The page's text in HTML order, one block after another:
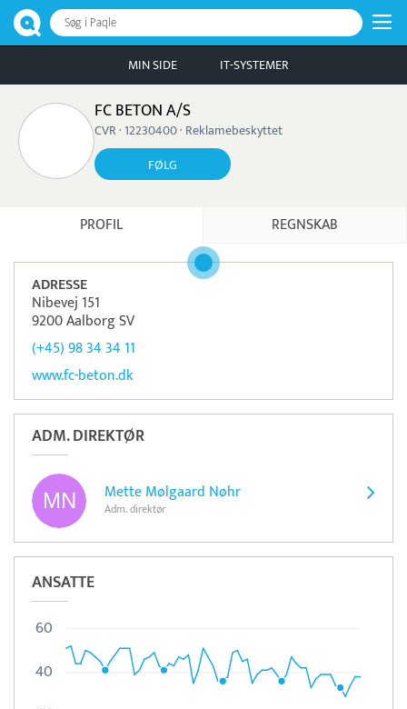
Søg i Paqle
MIN SIDE IT-SYSTEMER
FC BETON A/S
CVR · 12230400 · Reklamebeskyttet
FØLG
PROFIL REGNSKAB
ADRESSE
Nibevej 151
9200 Aalborg SV
(+45) 98 34 34 11
www.fc-beton.dk
ADM. DIREKTØR
Mette Mølgaard Nøhr
Adm. direktør
ANSATTE
40
60